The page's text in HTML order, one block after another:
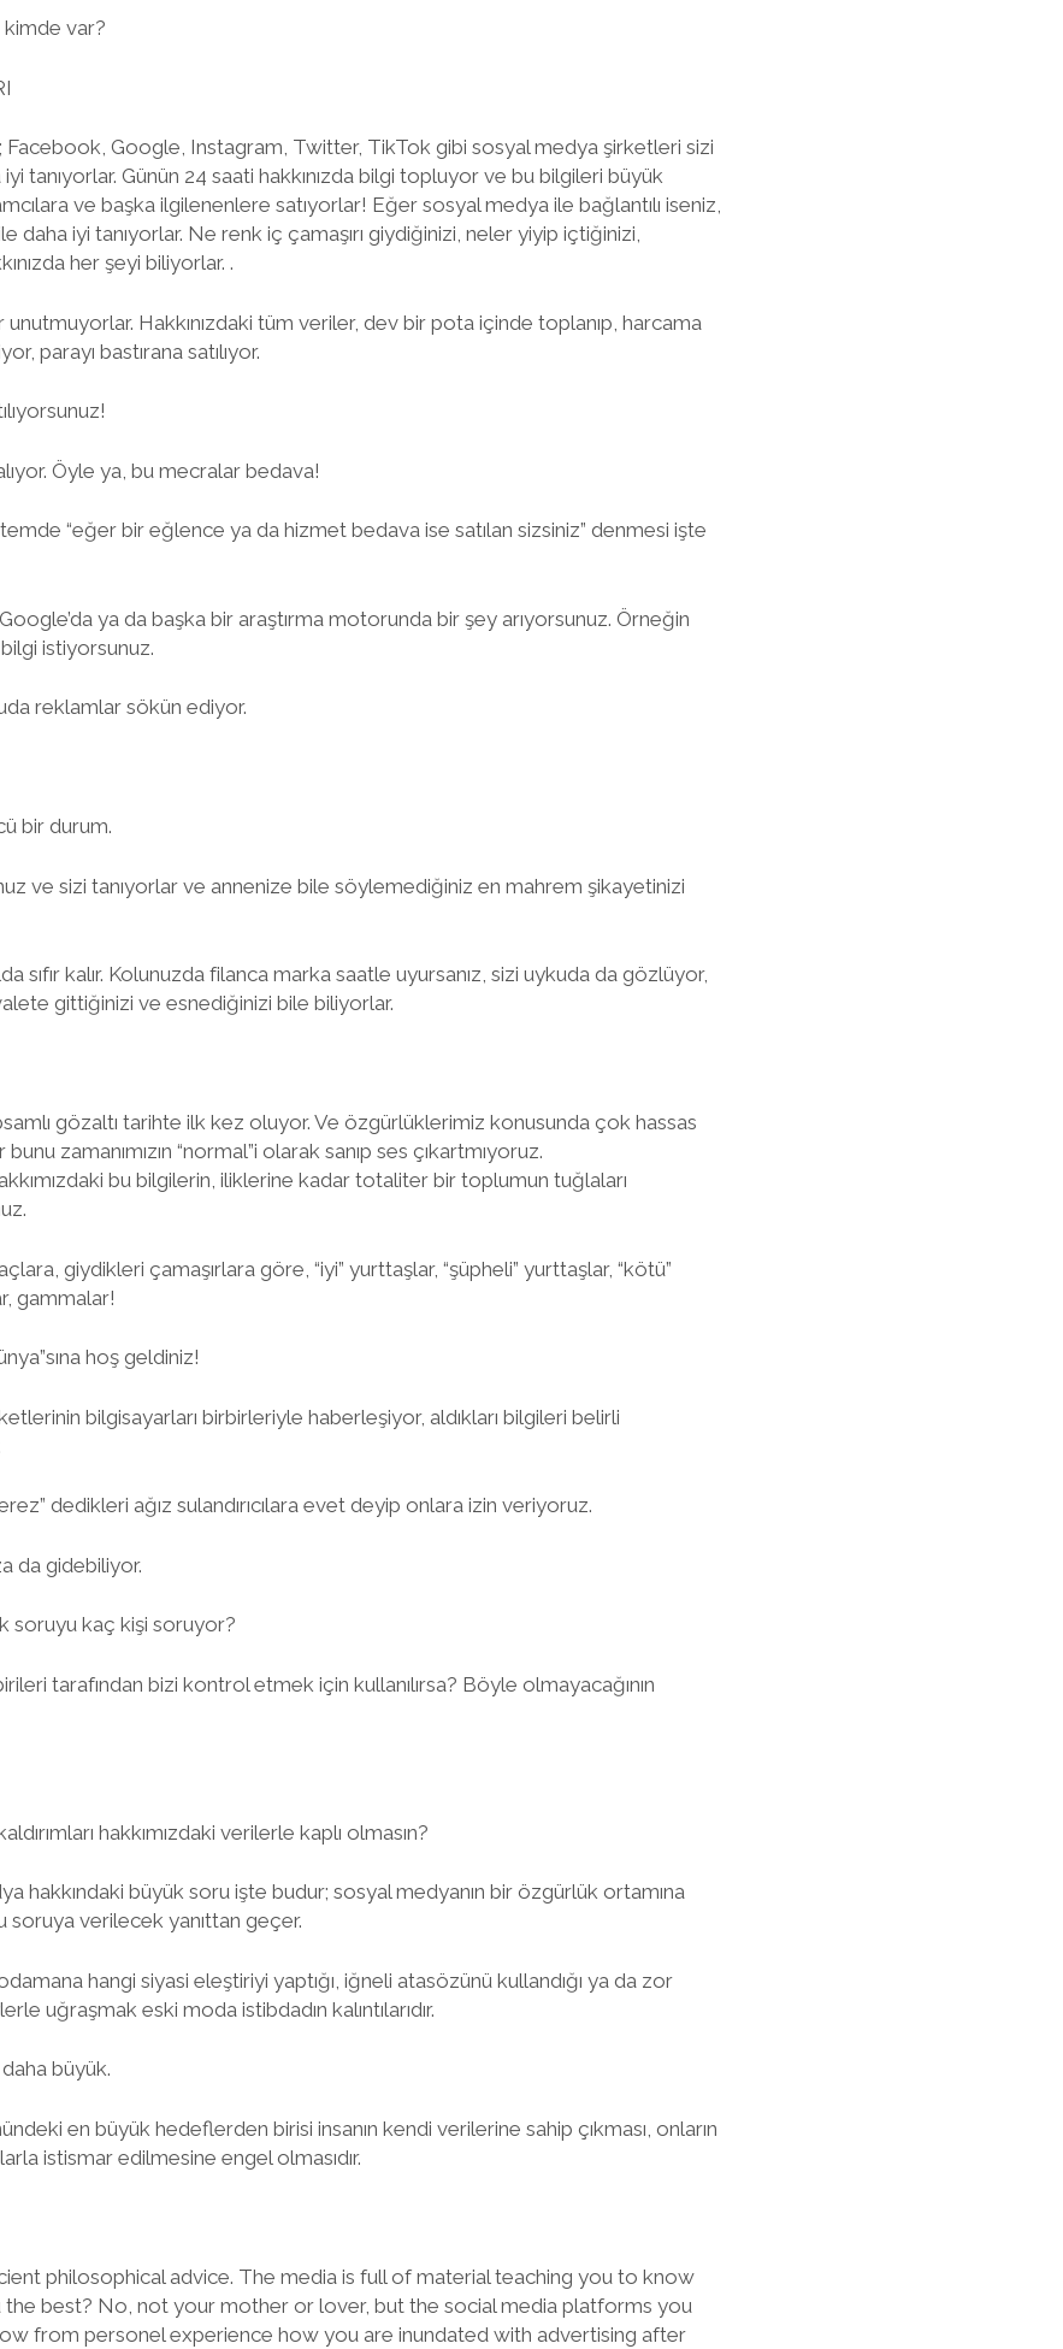
kimde var?
Facebook, Google, Instagram, Twitter, TikTok gibi sosyal medya şirketleri sizi
tanıyorlar. Günün 24 saati hakkınızda bilgi topluyor ve bu bilgileri büyük
ve başka ilgilenenlere satıyorlar! Eğer sosyal medya ile bağlantılı iseniz,
daha iyi tanıyorlar. Ne renk iç çamaşırı giydiğinizi, neler yiyip içtiğinizi,
her şeyi biliyorlar. .
unutmuyorlar. Hakkınızdaki tüm veriler, dev bir pota içinde toplanıp, harcama
parayı bastırana satılıyor.
Öyle ya, bu mecralar bedava!
“eğer bir eğlence ya da hizmet bedava ise satılan sizsiniz” denmesi işte
Google’da ya da başka bir araştırma motorunda bir şey arıyorsunuz. Örneğin
istiyorsunuz.
reklamlar sökün ediyor.
bir durum.
ve sizi tanıyorlar ve annenize bile söylemediğiniz en mahrem şikayetinizi
sıfır kalır. Kolunuzda filanca marka saatle uyursanız, sizi uykuda da gözlüyor,
gittiğinizi ve esnediğinizi bile biliyorlar.
gözaltı tarihte ilk kez oluyor. Ve özgürlüklerimiz konusunda çok hassas
zamanımızın “normal”i olarak sanıp ses çıkartmıyoruz.
bu bilgilerin, iliklerine kadar totaliter bir toplumun tuğlaları
giydikleri çamaşırlara göre, “iyi” yurttaşlar, “şüpheli” yurttaşlar, “kötü”
gammalar!
hoş geldiniz!
bilgisayarları birbirleriyle haberleşiyor, aldıkları bilgileri belirli
dedikleri ağız sulandırıcılara evet deyip onlara izin veriyoruz.
da gidebiliyor.
soruyu kaç kişi soruyor?
tarafından bizi kontrol etmek için kullanılırsa? Böyle olmayacağının
hakkımızdaki verilerle kaplı olmasın?
hakkındaki büyük soru işte budur; sosyal medyanın bir özgürlük ortamına
soruya verilecek yanıttan geçer.
hangi siyasi eleştiriyi yaptığı, iğneli atasözünü kullandığı ya da zor
uğraşmak eski moda istibdadın kalıntılarıdır.
büyük.
en büyük hedeflerden birisi insanın kendi verilerine sahip çıkması, onların
istismar edilmesine engel olmasıdır.
philosophical advice. The media is full of material teaching you to know
best? No, not your mother or lover, but the social media platforms you
from personel experience how you are inundated with advertising after